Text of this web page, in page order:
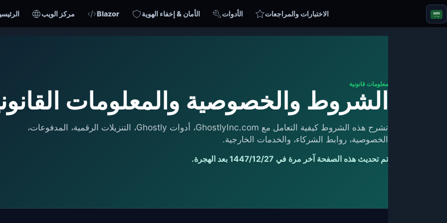
مركز الويب Blazor الأمان & إخفاء الهوية الأدوات الاختبارات والمراجعات
معلومات قانونية
الشروط والخصوصية والمعلومات
تشرح هذه الشروط كيفية التعامل مع GhostlyInc.com، أدوات Ghostly، التنزيلات الرقمية، المدفوعات،
الخصوصية، روابط الشركاء، والخدمات الخارجية.
تم تحديث هذه الصفحة آخر مرة في 27‏‏/12‏‏/1447 بعد الهجرة.